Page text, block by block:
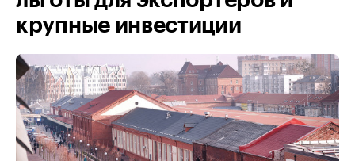
крупные инвестиции